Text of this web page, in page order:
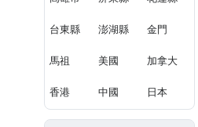
台東縣 澎湖縣 金門
馬祖 美國 加拿大
香港 中國 日本